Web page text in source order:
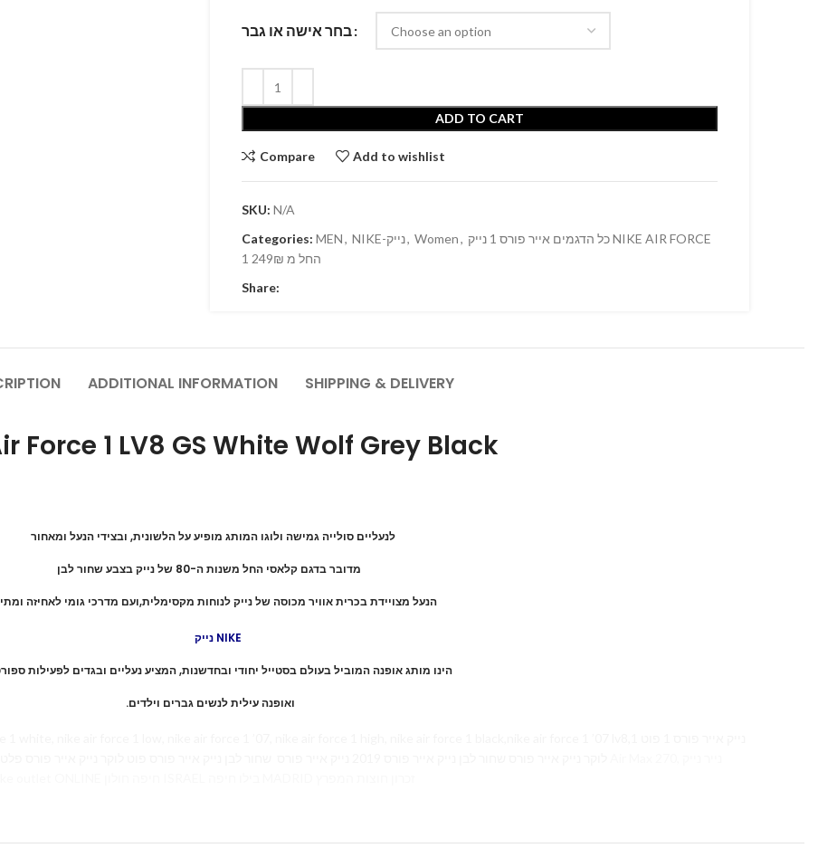
בחר אישה או גבר
ADD TO CART
Compare Add to wishlist
SKU: N/A
Categories: MEN, NIKE-נייק, Women, כל הדגמים אייר פורס 1 נייק NIKE AIR FORCE
1 החל מ 249₪
Share:
ADDITIONAL INFORMATION SHIPPING & DELIVERY
Force 1 LV8 GS White Wolf Grey Black
לנעליים סולייה גמישה ולוגו המותג מופיע על הלשונית, ובצידי הנעל ומאחור
.הנעל מצויידת בכרית אוויר מכוסה של נייק לנוחות מקסימלית,ועם מדרכי גומי לאחיזה
נייק NIKE
הינו מותג אופנה המוביל בעולם בסטייל יחודי ובחדשנות, המציע נעליים ובגדים לפעילות
.ואופנה עילית לנשים גברים וילדים